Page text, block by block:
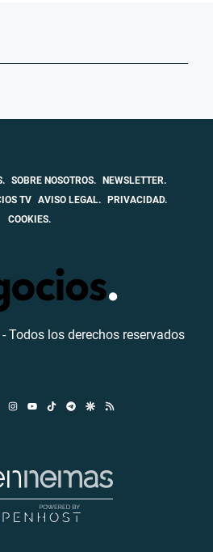
SOBRE NOSOTROS.
NEWSLETTER.
TV AVISO LEGAL.
PRIVACIDAD.
COOKIES.
Todos los derechos reservados
InstagramTikTokTelegramGoogle Discover